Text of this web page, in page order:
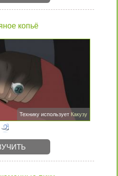
копьё
Технику использует Какузу